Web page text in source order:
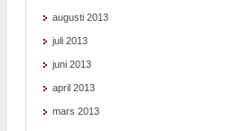
augusti 2013
juli 2013
juni 2013
april 2013
mars 2013